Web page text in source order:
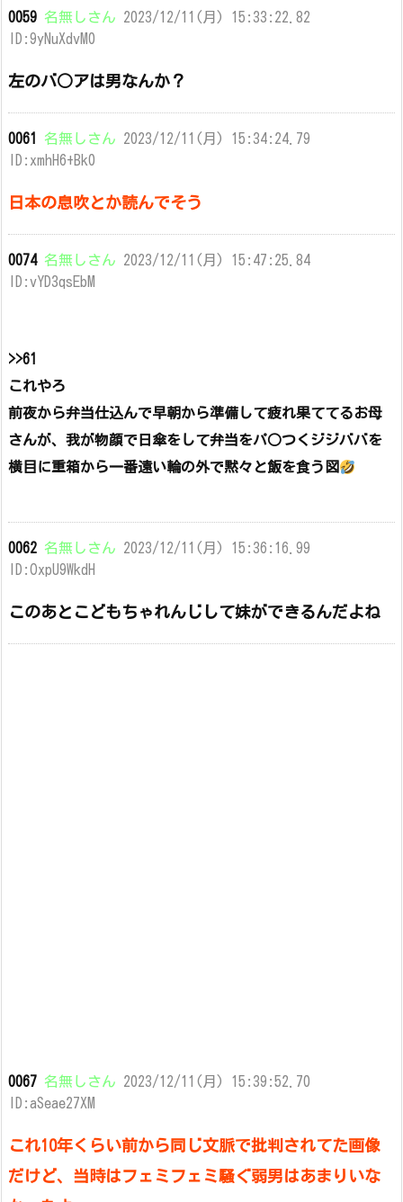
0059 名無しさん 2023/12/11(月) 15:33:22.82
ID:9yNuXdvM0
左のバ○アは男なんか？
0061 名無しさん 2023/12/11(月) 15:34:24.79
ID:xmhH6+Bk0
日本の息吹とか読んでそう
0074 名無しさん 2023/12/11(月) 15:47:25.84
ID:vYD3qsEbM
>>61
これやろ
前夜から弁当仕込んで早朝から準備して疲れ果ててるお母
さんが、我が物顔で日傘をして弁当をパ○つくジジババを
横目に重箱から一番遠い輪の外で黙々と飯を食う図
0062 名無しさん 2023/12/11(月) 15:36:16.99
ID:OxpU9WkdH
このあとこどもちゃれんじして妹ができるんだよね
0067 名無しさん 2023/12/11(月) 15:39:52.70
ID:aSeae27XM
これ10年くらい前から同じ文脈で批判されてた画像
だけど、当時はフェミフェミ騒ぐ弱男はあまりいな